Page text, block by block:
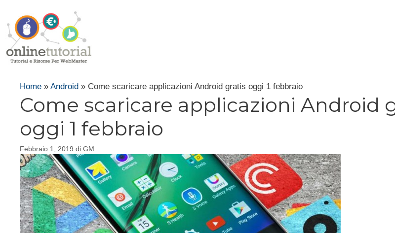
contenuto
Home » Android » Come scaricare applicazioni Android gratis oggi 1 febbraio
Come scaricare applicazioni Android
oggi 1 febbraio
Febbraio 1, 2019 di GM